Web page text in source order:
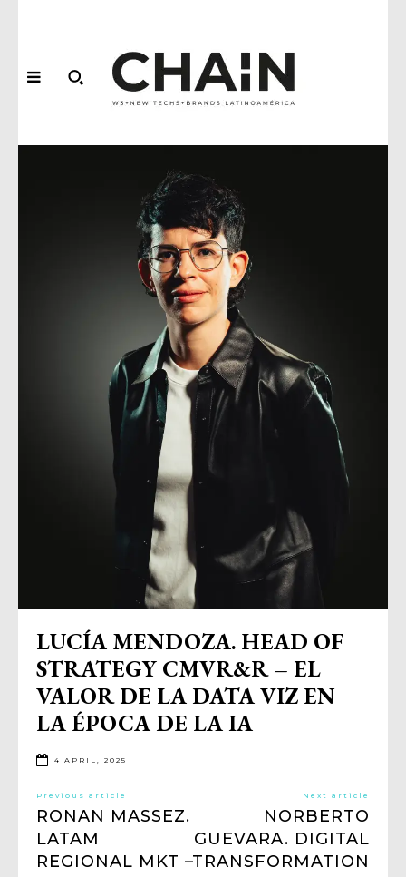
LUCÍA MENDOZA. HEAD OF
STRATEGY CMVR&R – EL
VALOR DE LA DATA VIZ EN
LA ÉPOCA DE LA IA
4 APRIL, 2025
Previous article
RONAN MASSEZ.
LATAM
REGIONAL MKT –
Next article
NORBERTO
GUEVARA. DIGITAL
TRANSFORMATION